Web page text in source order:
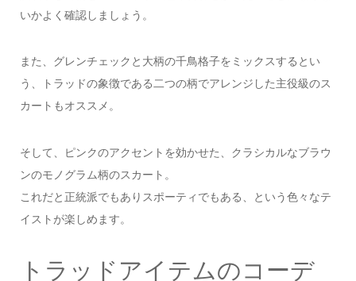
いかよく確認しましょう。
また、グレンチェックと大柄の千鳥格子をミックスするとい
う、トラッドの象徴である二つの柄でアレンジした主役級のス
カートもオススメ。
そして、ピンクのアクセントを効かせた、クラシカルなブラウ
ンのモノグラム柄のスカート。
これだと正統派でもありスポーティでもある、という色々なテ
イストが楽しめます。
トラッドアイテムのコーデ